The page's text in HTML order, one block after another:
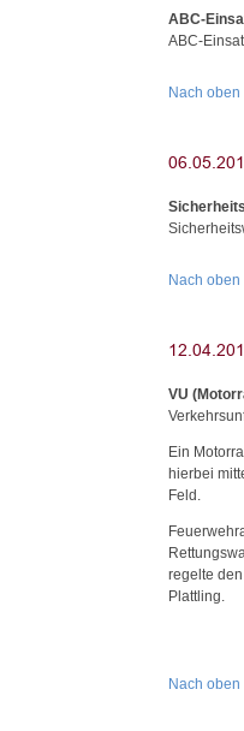
ABC-
ABC-
Nach oben
Nach oben
VU
Ein
hierbei
Feld.
regelte
Plattling.
Nach oben